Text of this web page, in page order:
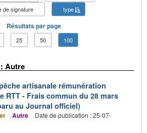
de signature
type
Résultats par page
25 50 100
Autre
artisanale rémunération
RTT - Frais commun du 28 mars
au Journal officiel)
Autre
Date de publication : 25-07-